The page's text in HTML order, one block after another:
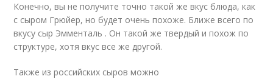
Конечно, вы не получите точно такой же вкус блюда, как
с сыром Грюйер, но будет очень похоже. Ближе всего по
вкусу сыр Эмменталь . Он такой же твердый и похож по
структуре, хотя вкус все же другой.
Также из российских сыров можно